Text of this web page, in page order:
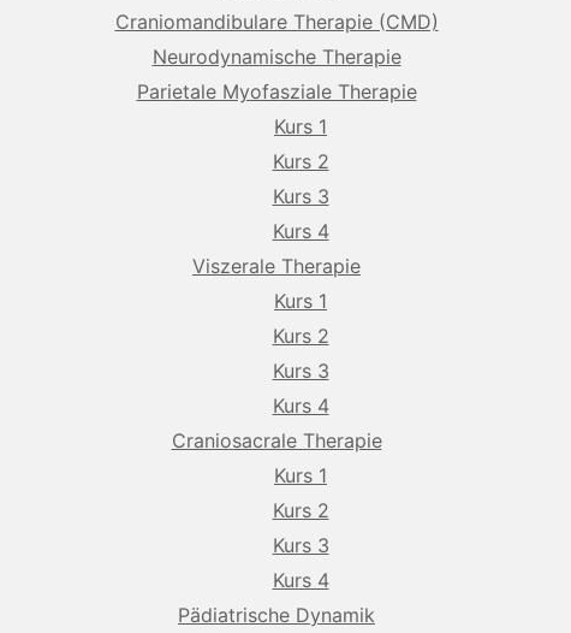
Craniomandibulare Therapie (CMD)
Neurodynamische Therapie
Parietale Myofasziale Therapie
Kurs 1
Kurs 2
Kurs 3
Kurs 4
Viszerale Therapie
Kurs 1
Kurs 2
Kurs 3
Kurs 4
Craniosacrale Therapie
Kurs 1
Kurs 2
Kurs 3
Kurs 4
Pädiatrische Dynamik